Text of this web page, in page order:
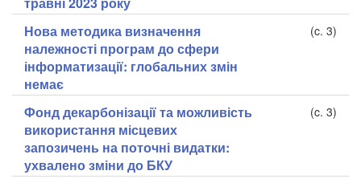
Нова методика визначення
належності програм до сфери
інформатизації: глобальних змін
немає
(c. 3)
Фонд декарбонізації та можливість
використання місцевих
запозичень на поточні видатки:
ухвалено зміни до БКУ
(c. 3)